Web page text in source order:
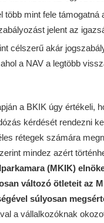
több mint fele
jelent az
célszerű akár
a NAV a legtöbb
a BKIK úgy értékeli,
kérdését rendezni
rétegek számára
mindez azért
(MKIK)
változó ötleteit az
súlyosan
a vállalkozóknak